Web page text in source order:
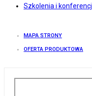
Szkolenia i
MAPA STRONY
OFERTA PRODUKTOWA